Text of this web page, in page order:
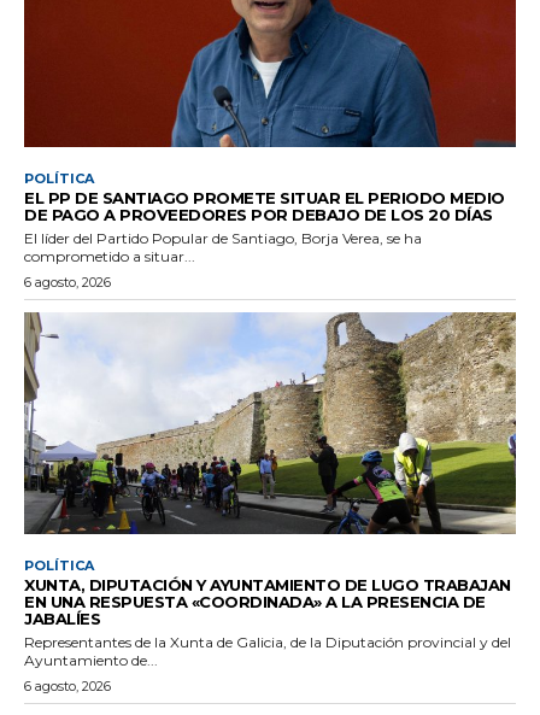
POLÍTICA
EL PP DE SANTIAGO PROMETE SITUAR EL PERIODO MEDIO
DE PAGO A PROVEEDORES POR DEBAJO DE LOS 20 DÍAS
El líder del Partido Popular de Santiago, Borja Verea, se ha
comprometido a situar...
6 agosto, 2026
POLÍTICA
XUNTA, DIPUTACIÓN Y AYUNTAMIENTO DE LUGO TRABAJAN
EN UNA RESPUESTA «COORDINADA» A LA PRESENCIA DE
JABALÍES
Representantes de la Xunta de Galicia, de la Diputación provincial y del
Ayuntamiento de...
6 agosto, 2026